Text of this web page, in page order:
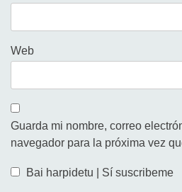
Web
Guarda mi nombre, correo
navegador para la próxima vez
Bai harpidetu | Sí suscribeme